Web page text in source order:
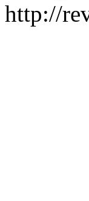
http://